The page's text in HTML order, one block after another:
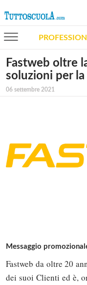
Fastweb oltre
soluzioni per
06 settembre 2021
Messaggio
Fastweb da oltre 20
dei suoi Clienti ed è,